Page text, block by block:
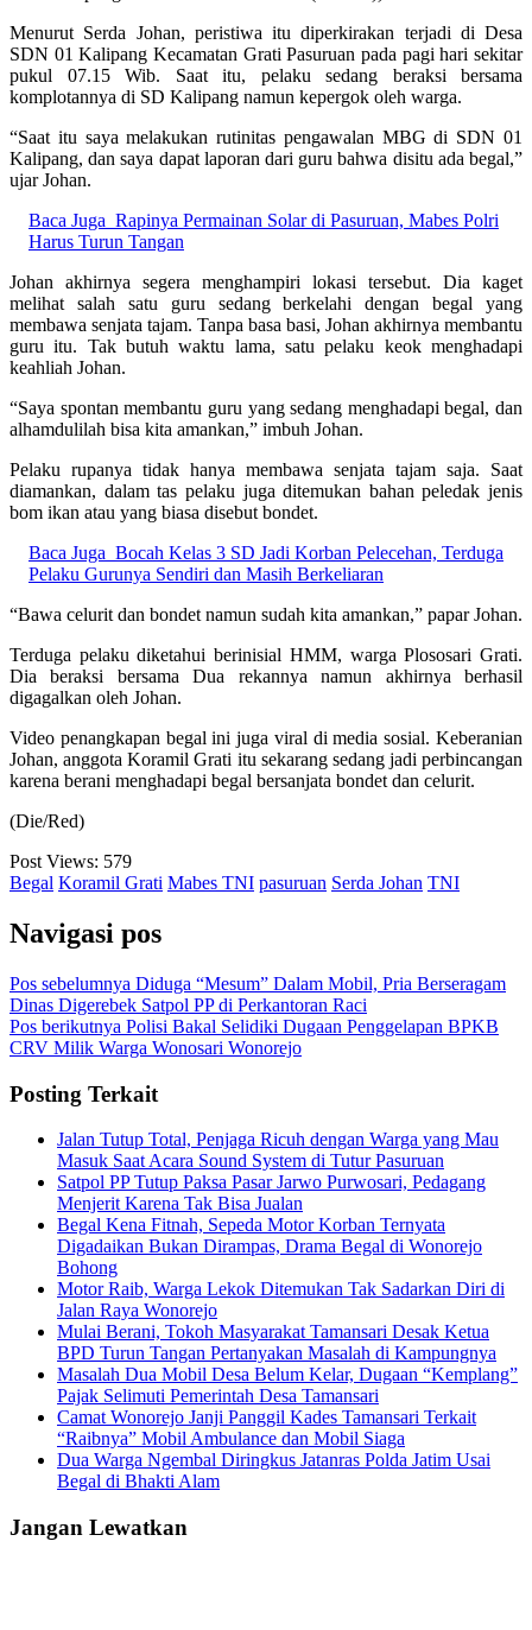
Menurut Serda Johan, peristiwa itu diperkirakan terjadi di Desa
SDN 01 Kalipang Kecamatan Grati Pasuruan pada pagi hari sekitar
pukul 07.15 Wib. Saat itu, pelaku sedang beraksi bersama
komplotannya di SD Kalipang namun kepergok oleh warga.
“Saat itu saya melakukan rutinitas pengawalan MBG di SDN 01
Kalipang, dan saya dapat laporan dari guru bahwa disitu ada begal,”
ujar Johan.
Baca Juga Rapinya Permainan Solar di Pasuruan, Mabes Polri
Harus Turun Tangan
Johan akhirnya segera menghampiri lokasi tersebut. Dia kaget
melihat salah satu guru sedang berkelahi dengan begal yang
membawa senjata tajam. Tanpa basa basi, Johan akhirnya membantu
guru itu. Tak butuh waktu lama, satu pelaku keok menghadapi
keahliah Johan.
“Saya spontan membantu guru yang sedang menghadapi begal, dan
alhamdulilah bisa kita amankan,” imbuh Johan.
Pelaku rupanya tidak hanya membawa senjata tajam saja. Saat
diamankan, dalam tas pelaku juga ditemukan bahan peledak jenis
bom ikan atau yang biasa disebut bondet.
Baca Juga Bocah Kelas 3 SD Jadi Korban Pelecehan, Terduga
Pelaku Gurunya Sendiri dan Masih Berkeliaran
“Bawa celurit dan bondet namun sudah kita amankan,” papar Johan.
Terduga pelaku diketahui berinisial HMM, warga Plososari Grati.
Dia beraksi bersama Dua rekannya namun akhirnya berhasil
digagalkan oleh Johan.
Video penangkapan begal ini juga viral di media sosial. Keberanian
Johan, anggota Koramil Grati itu sekarang sedang jadi perbincangan
karena berani menghadapi begal bersanjata bondet dan celurit.
(Die/Red)
Post Views: 579
Begal Koramil Grati Mabes TNI pasuruan Serda Johan TNI
Navigasi pos
Pos sebelumnya Diduga “Mesum” Dalam Mobil, Pria Berseragam
Dinas Digerebek Satpol PP di Perkantoran Raci
Pos berikutnya Polisi Bakal Selidiki Dugaan Penggelapan BPKB
CRV Milik Warga Wonosari Wonorejo
Posting Terkait
Jalan Tutup Total, Penjaga Ricuh dengan Warga yang Mau
Masuk Saat Acara Sound System di Tutur Pasuruan
Satpol PP Tutup Paksa Pasar Jarwo Purwosari, Pedagang
Menjerit Karena Tak Bisa Jualan
Begal Kena Fitnah, Sepeda Motor Korban Ternyata
Digadaikan Bukan Dirampas, Drama Begal di Wonorejo
Bohong
Motor Raib, Warga Lekok Ditemukan Tak Sadarkan Diri di
Jalan Raya Wonorejo
Mulai Berani, Tokoh Masyarakat Tamansari Desak Ketua
BPD Turun Tangan Pertanyakan Masalah di Kampungnya
Masalah Dua Mobil Desa Belum Kelar, Dugaan “Kemplang”
Pajak Selimuti Pemerintah Desa Tamansari
Camat Wonorejo Janji Panggil Kades Tamansari Terkait
“Raibnya” Mobil Ambulance dan Mobil Siaga
Dua Warga Ngembal Diringkus Jatanras Polda Jatim Usai
Begal di Bhakti Alam
Jangan Lewatkan